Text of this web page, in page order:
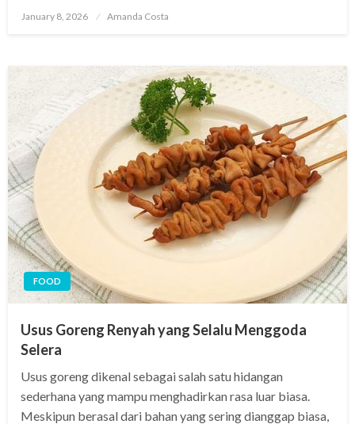
Posted
January 8, 2026 Amanda Costa
FOOD
Usus Goreng Renyah yang Selalu Menggoda
Selera
Usus goreng dikenal sebagai salah satu hidangan
sederhana yang mampu menghadirkan rasa luar biasa.
Meskipun berasal dari bahan yang sering dianggap biasa,